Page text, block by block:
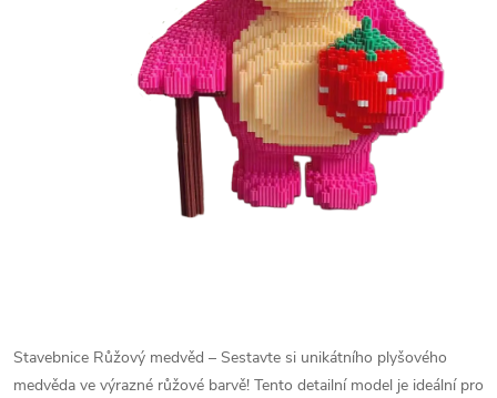
Stavebnice Růžový medvěd – Sestavte si unikátního plyšového
medvěda ve výrazné růžové barvě! Tento detailní model je ideální pro